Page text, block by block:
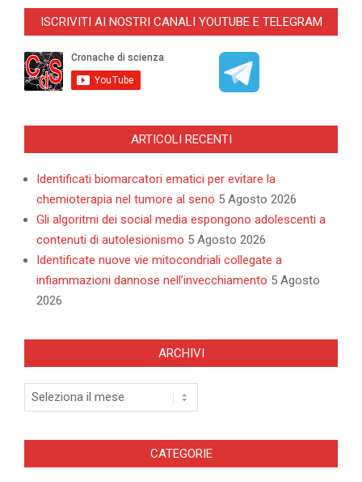
ISCRIVITI AI NOSTRI CANALI YOUTUBE E TELEGRAM
ARTICOLI RECENTI
Identificati biomarcatori ematici per evitare la
chemioterapia nel tumore al seno 5 Agosto 2026
Gli algoritmi dei social media espongono adolescenti a
contenuti di autolesionismo 5 Agosto 2026
Identificate nuove vie mitocondriali collegate a
infiammazioni dannose nell’invecchiamento 5 Agosto
2026
ARCHIVI
Archivi
CATEGORIE